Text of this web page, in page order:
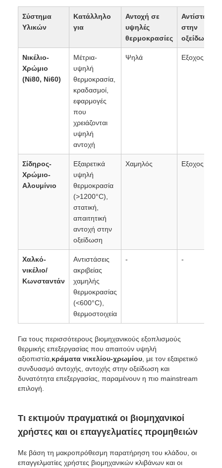
Σύστημα
Υλικών
Κατάλληλο
για
Αντοχή σε
υψηλές
θερμοκρασίες
Αντίσταση
στην
οξείδωση
Νικέλιο-
Χρώμιο
(Ni80, Ni60)
Μέτρια-
υψηλή
θερμοκρασία,
κραδασμοί,
εφαρμογές
που
χρειάζονται
υψηλή
αντοχή
Ψηλά Εξοχος
Σίδηρος-
Χρώμιο-
Αλουμίνιο
Εξαιρετικά
υψηλή
θερμοκρασία
(>1200°C),
στατική,
απαιτητική
αντοχή στην
οξείδωση
Χαμηλός Εξοχος
Χαλκό-
νικέλιο/
Κωνσταντάν
Αντιστάσεις
ακριβείας
χαμηλής
θερμοκρασίας
(<600°C),
θερμοστοιχεία
- -
Για τους περισσότερους βιομηχανικούς εξοπλισμούς
θερμικής επεξεργασίας που απαιτούν υψηλή
αξιοπιστία,κράματα νικελίου-χρωμίου, με τον εξαιρετικό
συνδυασμό αντοχής, αντοχής στην οξείδωση και
δυνατότητα επεξεργασίας, παραμένουν η πιο mainstream
επιλογή.
Τι εκτιμούν πραγματικά οι βιομηχανικοί
χρήστες και οι επαγγελματίες προμηθειών
Με βάση τη μακροπρόθεσμη παρατήρηση του κλάδου, οι
επαγγελματίες χρήστες βιομηχανικών κλιβάνων και οι